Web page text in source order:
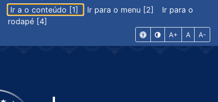
Ir a o conteúdo [1] Ir para o menu [2]
Ir para o
rodapé [4]
A+ A A-